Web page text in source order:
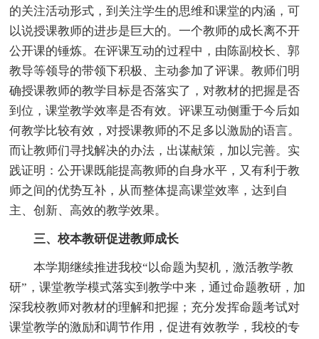
的关注活动形式，到关注学生的思维和课堂的内涵，可
以说授课教师的进步是巨大的。一个教师的成长离不开
公开课的锤炼。在评课互动的过程中，由陈副校长、郭
教导等领导的带领下积极、主动参加了评课。教师们明
确授课教师的教学目标是否落实了，对教材的把握是否
到位，课堂教学效率是否有效。评课互动侧重于今后如
何教学比较有效，对授课教师的不足多以激励的语言。
而让教师们寻找解决的办法，出谋献策，加以完善。实
践证明：公开课既能提高教师的自身水平，又有利于教
师之间的优势互补，从而整体提高课堂效率，达到自
主、创新、高效的教学效果。
三、校本教研促进教师成长
本学期继续推进我校“以命题为契机，激活教学教
研”，课堂教学模式落实到教学中来，通过命题教研，加
深我校教师对教材的理解和把握；充分发挥命题考试对
课堂教学的激励和调节作用，促进有效教学，我校的专